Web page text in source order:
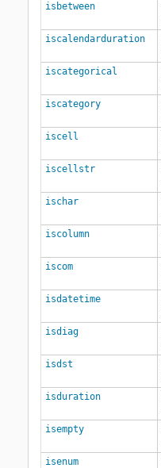
isbetween
iscalendarduration
iscategorical
iscategory
iscell
iscellstr
ischar
iscolumn
iscom
isdatetime
isdiag
isdst
isduration
isempty
isenum